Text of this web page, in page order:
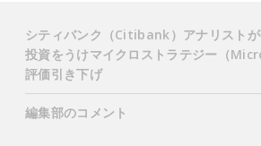
シティバンク（Citibank）アナリスト
投資をうけマイクロストラテジー（
評価引き下げ
編集部のコメント